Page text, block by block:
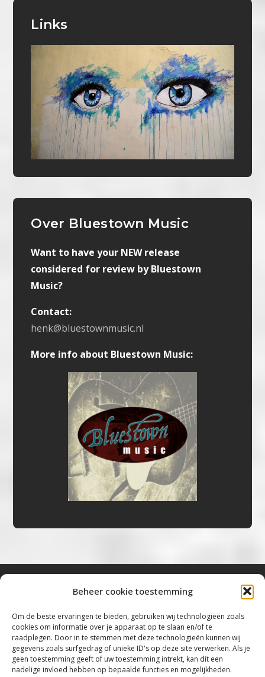
Beheer cookie toestemming
Om de beste ervaringen te bieden, gebruiken wij technologieën zoals
cookies om informatie over je apparaat op te slaan en/of te
raadplegen. Door in te stemmen met deze technologieën kunnen wij
gegevens zoals surfgedrag of unieke ID's op deze site verwerken. Als je
geen toestemming geeft of uw toestemming intrekt, kan dit een
nadelige invloed hebben op bepaalde functies en mogelijkheden.
Links
Over Bluestown Music
Want to have your NEW release
considered for review by Bluestown
Music?
Contact:
henk@bluestownmusic.nl
More info about Bluestown Music:
“Voor de mooiste Blues, Rock, Roots &
Americana”